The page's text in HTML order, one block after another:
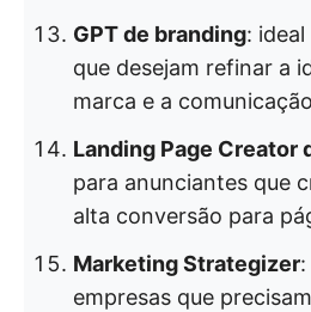
GPT de branding:
que desejam refinar a
marca e a
Landing Page Creator
para anunciantes que
alta conversão para
Marketing Strategizer
empresas que